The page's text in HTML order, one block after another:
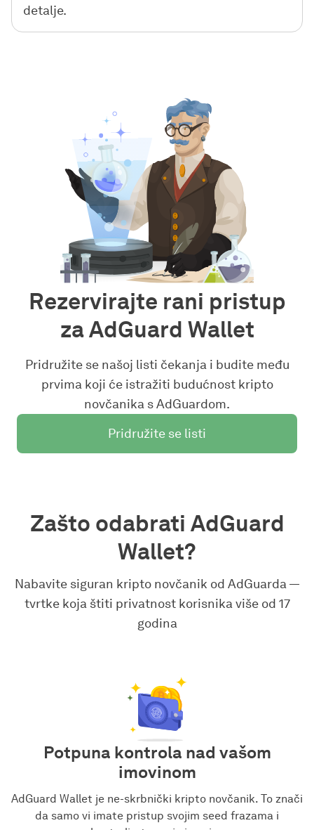
detalje.
Rezervirajte rani pristup
za AdGuard Wallet
Pridružite se našoj listi čekanja i budite među
prvima koji će istražiti budućnost kripto
novčanika s AdGuardom.
Pridružite se listi
Zašto odabrati AdGuard
Wallet?
Nabavite siguran kripto novčanik od AdGuarda —
tvrtke koja štiti privatnost korisnika više od 17
godina
Potpuna kontrola nad vašom
imovinom
AdGuard Wallet je ne-skrbnički kripto novčanik. To znači
da samo vi imate pristup svojim seed frazama i